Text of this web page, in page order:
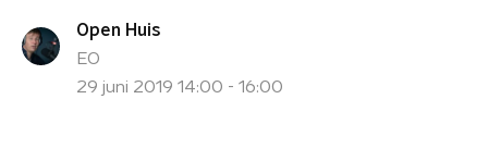
Open Huis
EO
29 juni 2019 14:00 - 16:00